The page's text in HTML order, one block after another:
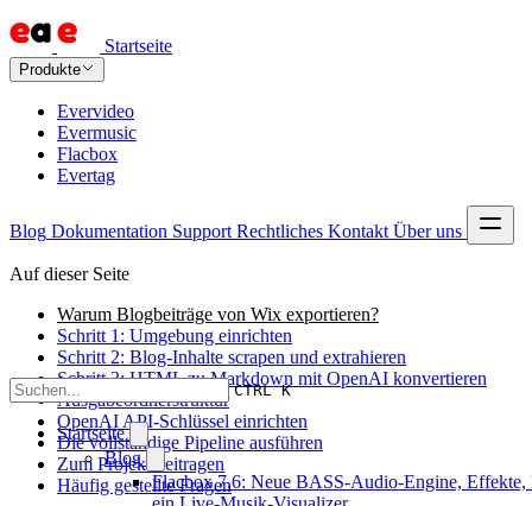
Startseite
Produkte
Evervideo
Evermusic
Flacbox
Evertag
Blog Dokumentation Support Rechtliches Kontakt Über uns
CTRL K
Startseite
Blog
Flacbox 7.6: Neue BASS-Audio-Engine, Effekte,
Auf dieser Seite
Warum Blogbeiträge von Wix exportieren?
Schritt 1: Umgebung einrichten
Schritt 2: Blog-Inhalte scrapen und extrahieren
Schritt 3: HTML zu Markdown mit OpenAI konvertieren
Ausgabeordnerstruktur
OpenAI API-Schlüssel einrichten
Die vollständige Pipeline ausführen
Zum Projekt beitragen
Häufig gestellte Fragen